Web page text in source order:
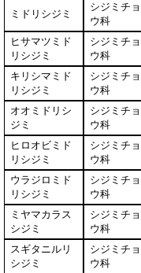
ミドリシジミ
シジミチョ
ウ科
ヒサマツミド
リシジミ
シジミチョ
ウ科
キリシマミド
リシジミ
シジミチョ
ウ科
オオミドリシ
ジミ
シジミチョ
ウ科
ヒロオビミド
リシジミ
シジミチョ
ウ科
ウラジロミド
リシジミ
シジミチョ
ウ科
ミヤマカラス
シジミ
シジミチョ
ウ科
スギタニルリ
シジミ
シジミチョ
ウ科